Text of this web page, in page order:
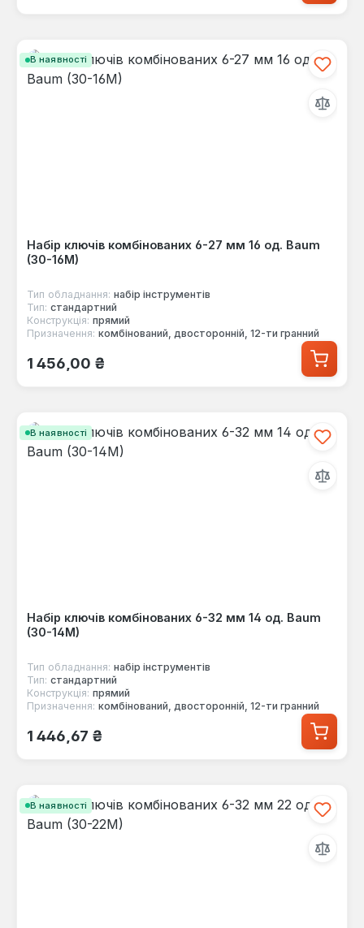
В наявності
Набір ключів комбінованих 6-27 мм 16 од. Baum
(30-16M)
Тип обладнання: набір інструментів
Тип: стандартний
Конструкція: прямий
Призначення: комбінований, двосторонній, 12-ти гранний
Звичайна ціна:
1 456,00 ₴
В наявності
Набір ключів комбінованих 6-32 мм 14 од. Baum
(30-14M)
Тип обладнання: набір інструментів
Тип: стандартний
Конструкція: прямий
Призначення: комбінований, двосторонній, 12-ти гранний
Звичайна ціна:
1 446,67 ₴
В наявності